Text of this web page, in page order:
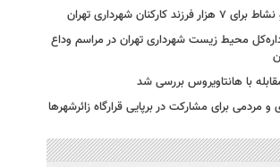
شهرداری تهران
محیط زیست شهرداری تهران در مراسم وداع
با هانتاویروس بررسی شد
مردمی برای مشارکت در برپایی قرارگاه زائرشهرها